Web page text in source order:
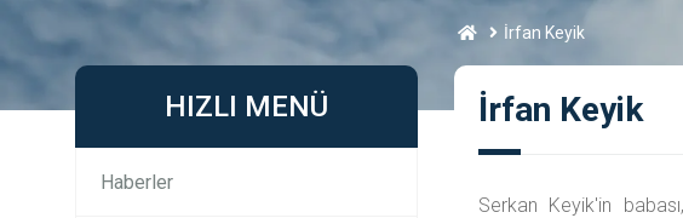
İrfan Keyik
HIZLI MENÜ
Haberler
İrfan Keyik
Serkan Keyik'in